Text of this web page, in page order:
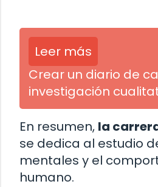
Leer más
Crear un diario de
investigación
En resumen, la
se dedica al estudio
mentales y el
humano.